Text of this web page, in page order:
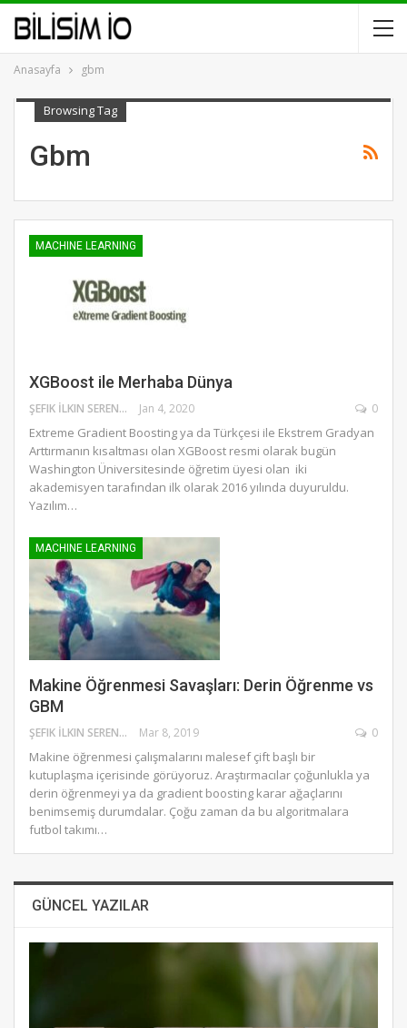
Anasayfa gbm
Browsing Tag
Gbm
MACHINE LEARNING
XGBoost ile Merhaba Dünya
ŞEFIK İLKIN SERENGIL Jan 4, 2020 0
Extreme Gradient Boosting ya da Türkçesi ile Ekstrem Gradyan
Arttırmanın kısaltması olan XGBoost resmi olarak bugün
Washington Üniversitesinde öğretim üyesi olan iki
akademisyen tarafından ilk olarak 2016 yılında duyuruldu.
Yazılım…
MACHINE LEARNING
Makine Öğrenmesi Savaşları: Derin Öğrenme vs
GBM
ŞEFIK İLKIN SERENGIL Mar 8, 2019 0
Makine öğrenmesi çalışmalarını malesef çift başlı bir
kutuplaşma içerisinde görüyoruz. Araştırmacılar çoğunlukla ya
derin öğrenmeyi ya da gradient boosting karar ağaçlarını
benimsemiş durumdalar. Çoğu zaman da bu algoritmalara
futbol takımı…
GÜNCEL YAZILAR